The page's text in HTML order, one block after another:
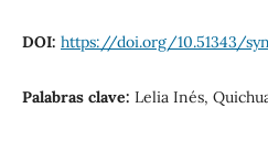
DOI: https://doi.org/10.51343/
Palabras clave: Lelia Inés,